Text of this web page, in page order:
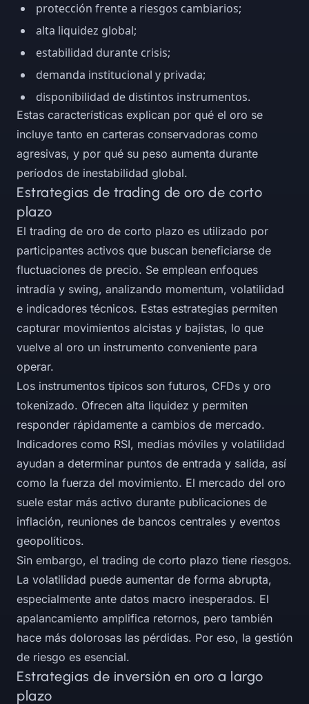
protección frente a riesgos cambiarios;
alta liquidez global;
estabilidad durante crisis;
demanda institucional y privada;
disponibilidad de distintos instrumentos.
Estas características explican por qué el oro se
incluye tanto en carteras conservadoras como
agresivas, y por qué su peso aumenta durante
períodos de inestabilidad global.
Estrategias de trading de oro de corto
plazo
El trading de oro de corto plazo es utilizado por
participantes activos que buscan beneficiarse de
fluctuaciones de precio. Se emplean enfoques
intradía y swing, analizando momentum, volatilidad
e indicadores técnicos. Estas estrategias permiten
capturar movimientos alcistas y bajistas, lo que
vuelve al oro un instrumento conveniente para
operar.
Los instrumentos típicos son futuros, CFDs y oro
tokenizado. Ofrecen alta liquidez y permiten
responder rápidamente a cambios de mercado.
Indicadores como RSI, medias móviles y volatilidad
ayudan a determinar puntos de entrada y salida, así
como la fuerza del movimiento. El mercado del oro
suele estar más activo durante publicaciones de
inflación, reuniones de bancos centrales y eventos
geopolíticos.
Sin embargo, el trading de corto plazo tiene riesgos.
La volatilidad puede aumentar de forma abrupta,
especialmente ante datos macro inesperados. El
apalancamiento amplifica retornos, pero también
hace más dolorosas las pérdidas. Por eso, la gestión
de riesgo es esencial.
Estrategias de inversión en oro a largo
plazo